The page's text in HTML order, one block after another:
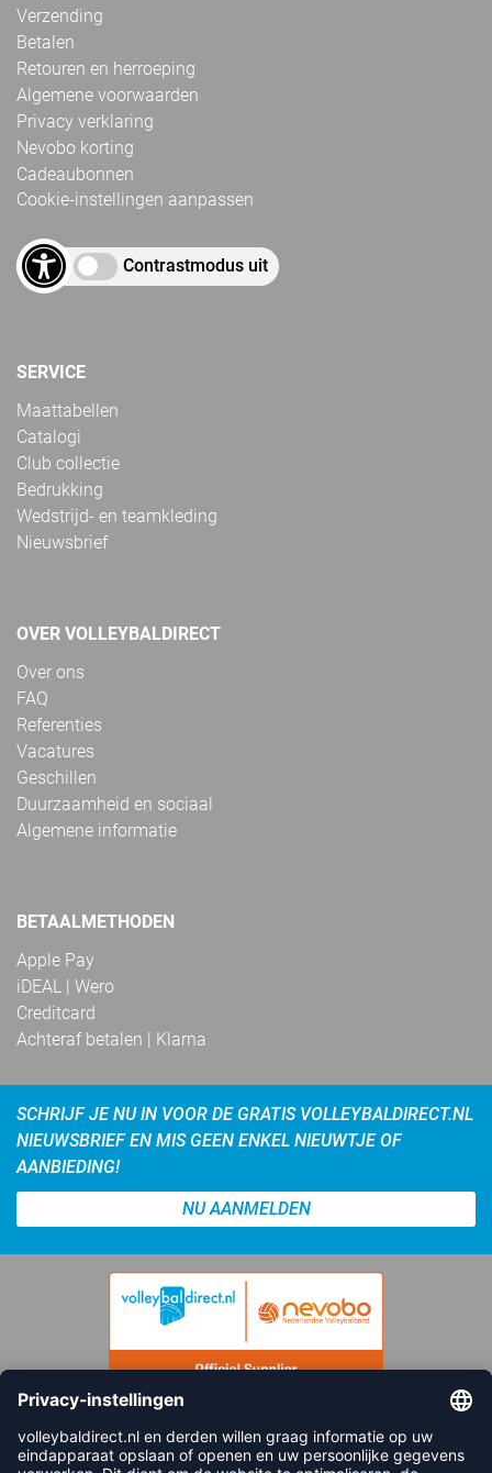
Verzending
Betalen
Retouren en herroeping
Algemene voorwaarden
Privacy verklaring
Nevobo korting
Cadeaubonnen
Cookie-instellingen aanpassen
Contrastmodus uit
SERVICE
Maattabellen
Catalogi
Club collectie
Bedrukking
Wedstrijd- en teamkleding
Nieuwsbrief
OVER VOLLEYBALDIRECT
Over ons
FAQ
Referenties
Vacatures
Geschillen
Duurzaamheid en sociaal
Algemene informatie
BETAALMETHODEN
Apple Pay
iDEAL | Wero
Creditcard
Achteraf betalen | Klarna
SCHRIJF JE NU IN VOOR DE GRATIS VOLLEYBALDIRECT.NL
NIEUWSBRIEF EN MIS GEEN ENKEL NIEUWTJE OF
AANBIEDING!
NU AANMELDEN